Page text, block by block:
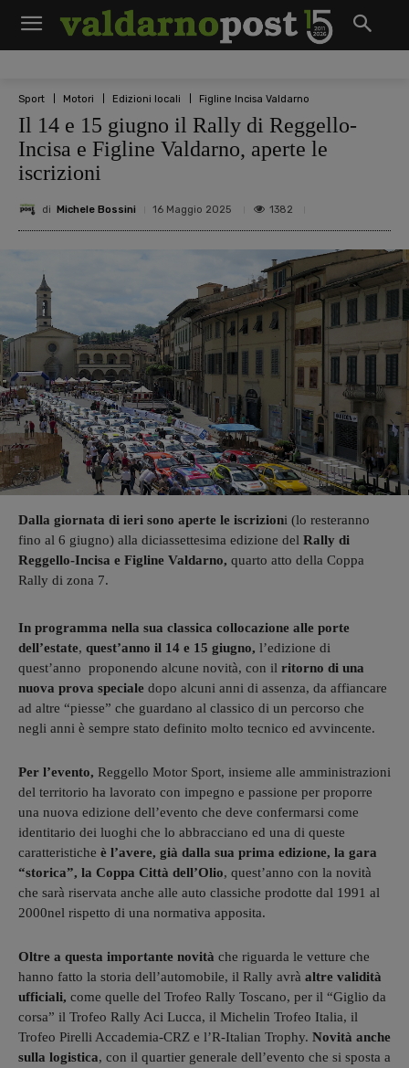
Sport Motori Edizioni locali Figline Incisa Valdarno
Il 14 e 15 giugno il Rally di Reggello-
Incisa e Figline Valdarno, aperte le
iscrizioni
di Michele Bossini 16 Maggio 2025 1382
Dalla giornata di ieri sono aperte le iscrizioni (lo resteranno
fino al 6 giugno) alla diciassettesima edizione del Rally di
Reggello-Incisa e Figline Valdarno, quarto atto della Coppa
Rally di zona 7.
In programma nella sua classica collocazione alle porte
dell’estate, quest’anno il 14 e 15 giugno, l’edizione di
quest’anno proponendo alcune novità, con il ritorno di una
nuova prova speciale dopo alcuni anni di assenza, da affiancare
ad altre “piesse” che guardano al classico di un percorso che
negli anni è sempre stato definito molto tecnico ed avvincente.
Per l’evento, Reggello Motor Sport, insieme alle amministrazioni
del territorio ha lavorato con impegno e passione per proporre
una nuova edizione dell’evento che deve confermarsi come
identitario dei luoghi che lo abbracciano ed una di queste
caratteristiche è l’avere, già dalla sua prima edizione, la gara
“storica”, la Coppa Città dell’Olio, quest’anno con la novità
che sarà riservata anche alle auto classiche prodotte dal 1991 al
2000nel rispetto di una normativa apposita.
Oltre a questa importante novità che riguarda le vetture che
hanno fatto la storia dell’automobile, il Rally avrà altre validità
ufficiali, come quelle del Trofeo Rally Toscano, per il “Giglio da
corsa” il Trofeo Rally Aci Lucca, il Michelin Trofeo Italia, il
Trofeo Pirelli Accademia-CRZ e l’R-Italian Trophy. Novità anche
sulla logistica, con il quartier generale dell’evento che si sposta a